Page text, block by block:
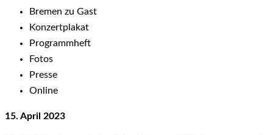
Bremen zu Gast
Konzertplakat
Programmheft
Fotos
Presse
Online
15. April 2023